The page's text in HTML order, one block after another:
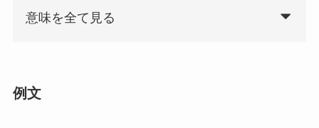
意味を全て見る
例文